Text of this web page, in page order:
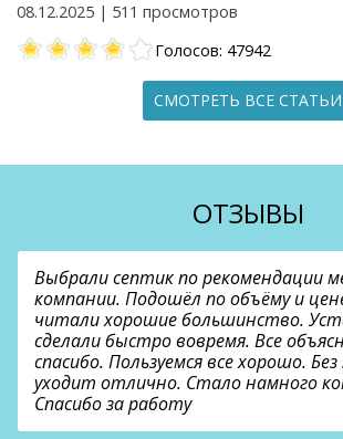
08.12.2025 | 511 просмотров
Голосов: 47942
СМОТРЕТЬ ВСЕ СТАТЬИ
ОТЗЫВЫ
Выбрали септик по рекомендации
компании. Подошёл по объёму и
читали хорошие большинство.
сделали быстро вовремя. Все
спасибо. Пользуемся все хорошо.
уходит отлично. Стало намного
Спасибо за работу